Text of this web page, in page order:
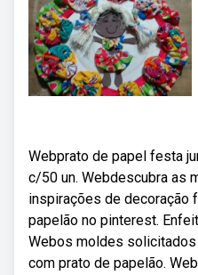
Webprato de papel festa
c/50 un. Webdescubra as
inspirações de decoração
papelão no pinterest.
Webos moldes
com prato de papelão.